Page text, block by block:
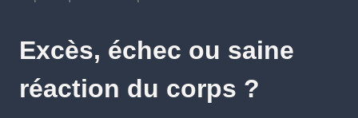
Excès, échec ou saine
réaction du corps ?